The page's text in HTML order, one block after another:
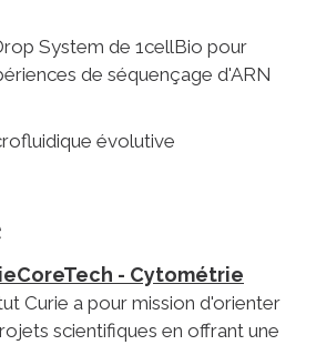
System de 1cellBio pour
de séquençage d'ARN
évolutive
- Cytométrie
Curie a pour mission d'orienter
scientifiques en offrant une